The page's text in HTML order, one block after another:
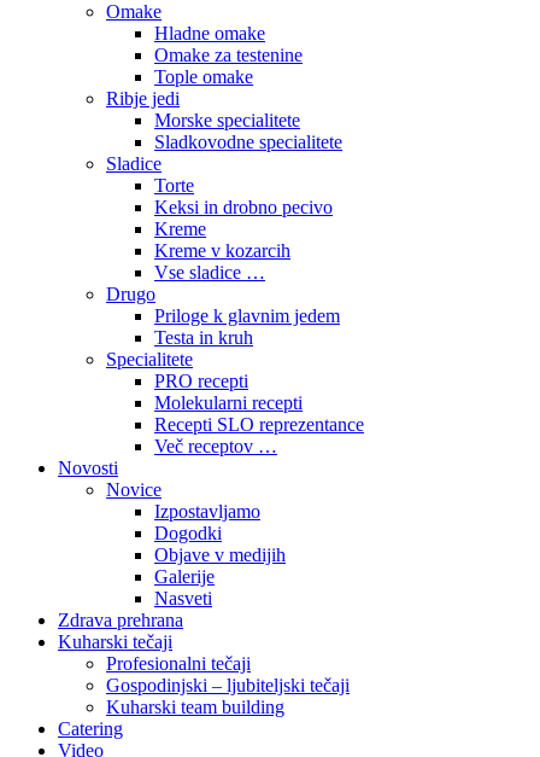
Omake
Hladne omake
Omake za testenine
Tople omake
Ribje jedi
Morske specialitete
Sladkovodne specialitete
Sladice
Torte
Keksi in drobno pecivo
Kreme
Kreme v kozarcih
Vse sladice …
Drugo
Priloge k glavnim jedem
Testa in kruh
Specialitete
PRO recepti
Molekularni recepti
Recepti SLO reprezentance
Več receptov …
Novosti
Novice
Izpostavljamo
Dogodki
Objave v medijih
Galerije
Nasveti
Zdrava prehrana
Kuharski tečaji
Profesionalni tečaji
Gospodinjski – ljubiteljski tečaji
Kuharski team building
Catering
Video